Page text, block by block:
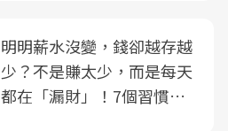
明明薪水沒變，錢卻越存越
少？不是賺太少，而是每天
都在「漏財」！7個習慣一